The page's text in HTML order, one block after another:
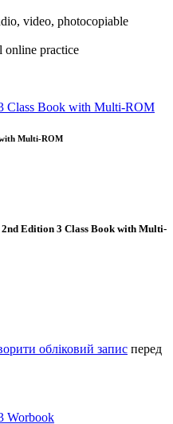
video, photocopiable
online practice
Multi-ROM
Edition 3 Class Book with Multi-
обліковий запис перед